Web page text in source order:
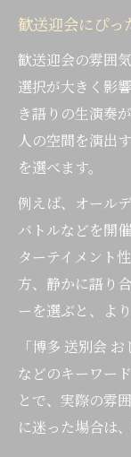
歓送迎会にぴっ
歓送迎会の雰囲
選択が大きく影
き語りの生演奏
人の空間を演出
を選べます。
例えば、オール
バトルなどを開
ターテイメント
方、静かに語り
ーを選ぶと、よ
「博多 送別会
などのキーワー
とで、実際の雰
に迷った場合は